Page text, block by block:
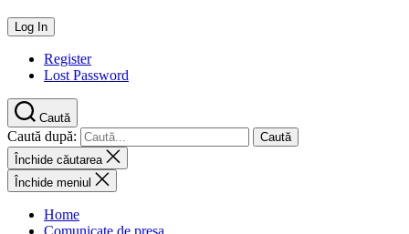
Register
Lost Password
Caută
Caută după:
Închide căutarea
Închide meniul
Home